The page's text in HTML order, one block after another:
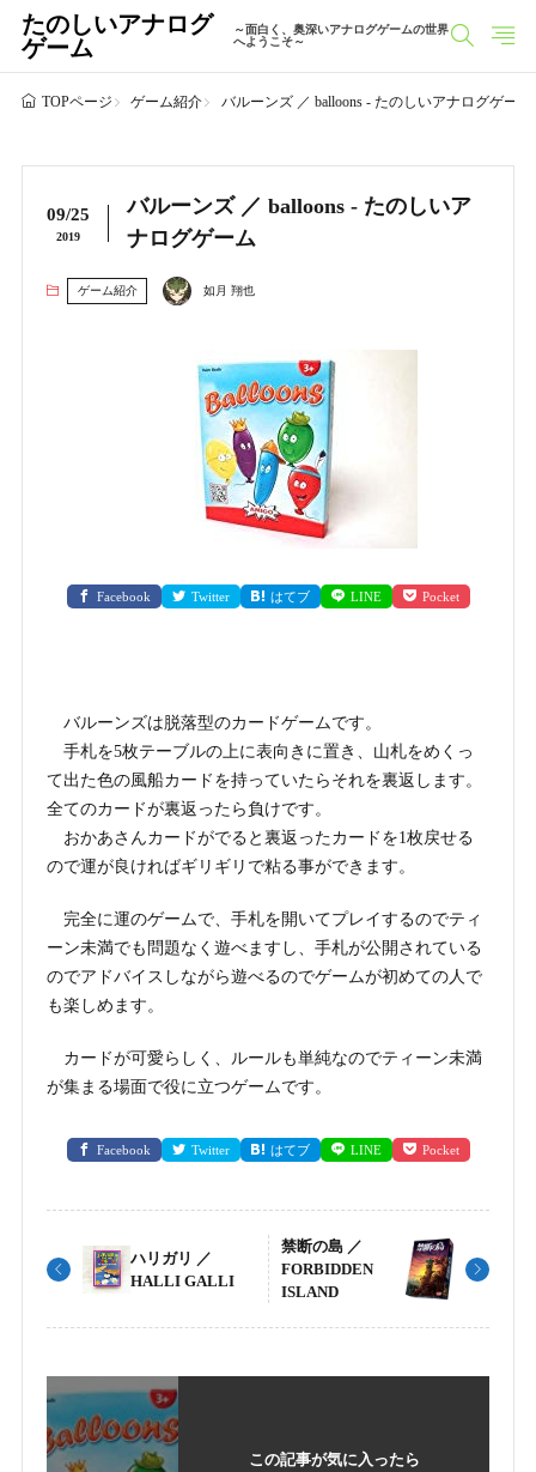
たのしいアナログ
ゲーム
～面白く、奥深いアナログゲームの世界
へようこそ～
TOPページ ゲーム紹介 バルーンズ ／ balloons - たのしいアナログゲーム
09/25
2019
バルーンズ ／ balloons - たのしいア
ナログゲーム
ゲーム紹介 如月 翔也
Facebook Twitter はてブ LINE Pocket
バルーンズは脱落型のカードゲームです。
手札を5枚テーブルの上に表向きに置き、山札をめくっ
て出た色の風船カードを持っていたらそれを裏返します。
全てのカードが裏返ったら負けです。
おかあさんカードがでると裏返ったカードを1枚戻せる
ので運が良ければギリギリで粘る事ができます。
完全に運のゲームで、手札を開いてプレイするのでティ
ーン未満でも問題なく遊べますし、手札が公開されている
のでアドバイスしながら遊べるのでゲームが初めての人で
も楽しめます。
カードが可愛らしく、ルールも単純なのでティーン未満
が集まる場面で役に立つゲームです。
Facebook Twitter はてブ LINE Pocket
ハリガリ ／
HALLI GALLI
禁断の島 ／
FORBIDDEN
ISLAND
この記事が気に入ったら